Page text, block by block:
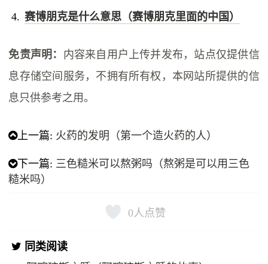
赛博朋克是什么意思（赛博朋克里面的中国）
免责声明： 内容来自用户上传并发布，站点仅提供信
息存储空间服务，不拥有所有权，本网站所提供的信
息只供参考之用。
上一篇: 火药的发明（第一个造火药的人）
下一篇: 三色糙米可以熬粥吗（熬粥是可以用三色
糙米吗）
0人点赞
同类阅读